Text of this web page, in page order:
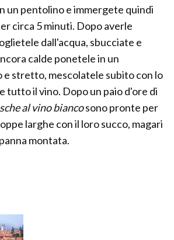
un pentolino e immergete quindi
circa 5 minuti. Dopo averle
dall'acqua, sbucciate e
calde ponetele in un
stretto, mescolatele subito con lo
tutto il vino. Dopo un paio d'ore di
al vino biancosono pronte per
larghe con il loro succo, magari
montata.